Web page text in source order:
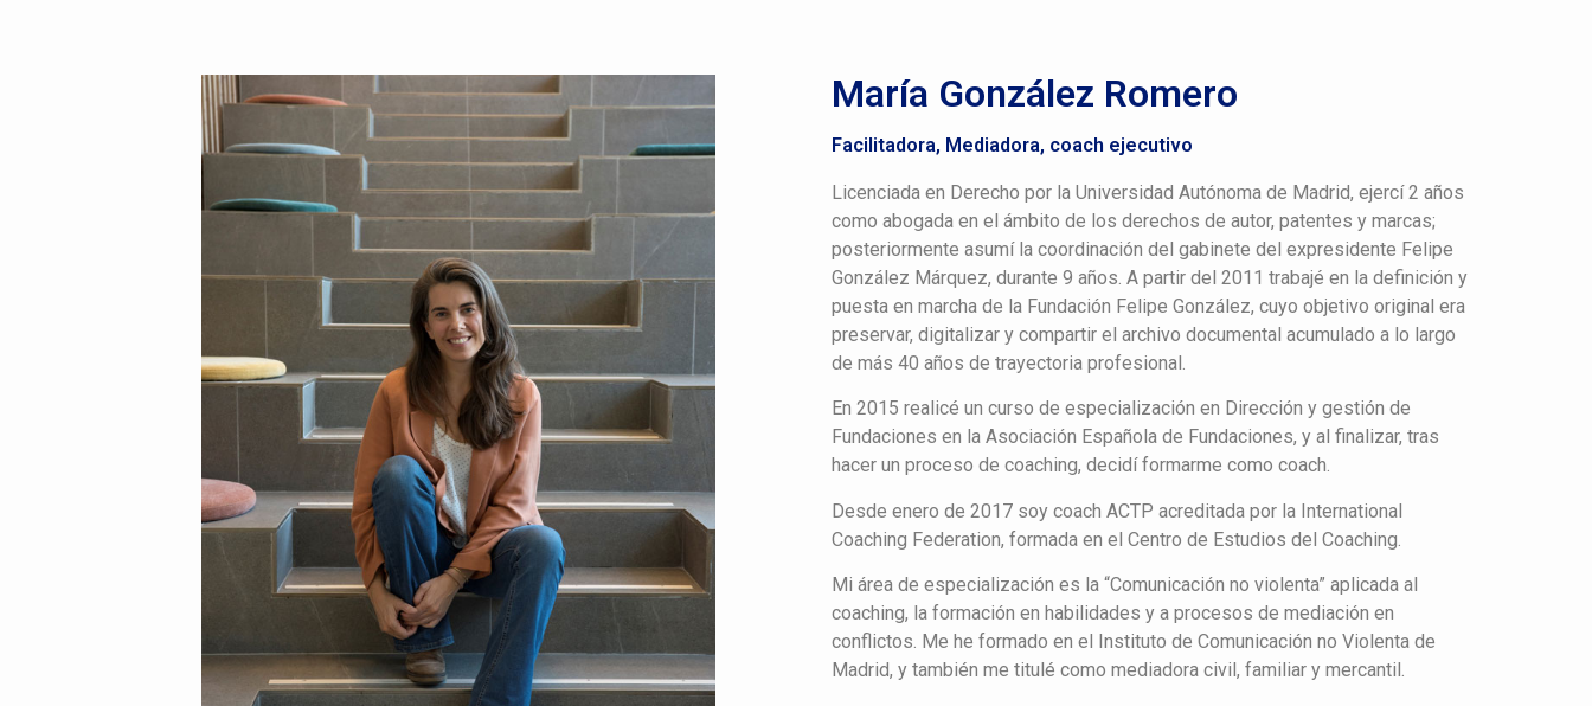
María González Romero
Facilitadora, Mediadora, coach ejecutivo
Licenciada en Derecho por la Universidad Autónoma de Madrid, ejercí 2 años
como abogada en el ámbito de los derechos de autor, patentes y marcas;
posteriormente asumí la coordinación del gabinete del expresidente Felipe
González Márquez, durante 9 años. A partir del 2011 trabajé en la definición y
puesta en marcha de la Fundación Felipe González, cuyo objetivo original era
preservar, digitalizar y compartir el archivo documental acumulado a lo largo
de más 40 años de trayectoria profesional.
En 2015 realicé un curso de especialización en Dirección y gestión de
Fundaciones en la Asociación Española de Fundaciones, y al finalizar, tras
hacer un proceso de coaching, decidí formarme como coach.
Desde enero de 2017 soy coach ACTP acreditada por la International
Coaching Federation, formada en el Centro de Estudios del Coaching.
Mi área de especialización es la “Comunicación no violenta” aplicada al
coaching, la formación en habilidades y a procesos de mediación en
conflictos. Me he formado en el Instituto de Comunicación no Violenta de
Madrid, y también me titulé como mediadora civil, familiar y mercantil.